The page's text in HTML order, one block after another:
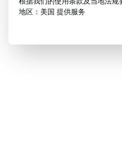
地区：美国 提供服务